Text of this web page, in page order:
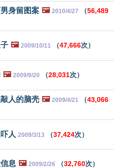
身留图案 🖼️ 2010/4/27 （56,489
🖼️ 2009/10/11 （47,666次）
🖼️ 2009/9/20 （28,031次）
人的脑壳 🖼️ 2009/4/21 （43,066
人 2009/3/13 （37,424次）
息 🖼️ 2009/2/26 （32,760次）